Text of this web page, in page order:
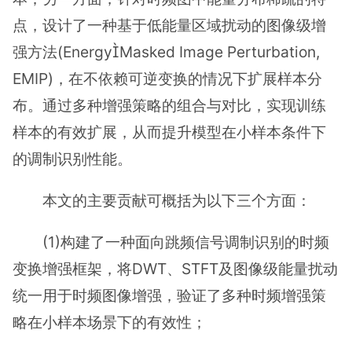
点，设计了一种基于低能量区域扰动的图像级增
强方法(EnergyMasked Image Perturbation,
EMIP)，在不依赖可逆变换的情况下扩展样本分
布。通过多种增强策略的组合与对比，实现训练
样本的有效扩展，从而提升模型在小样本条件下
的调制识别性能。
本文的主要贡献可概括为以下三个方面：
(1)构建了一种面向跳频信号调制识别的时频
变换增强框架，将DWT、STFT及图像级能量扰动
统一用于时频图像增强，验证了多种时频增强策
略在小样本场景下的有效性；